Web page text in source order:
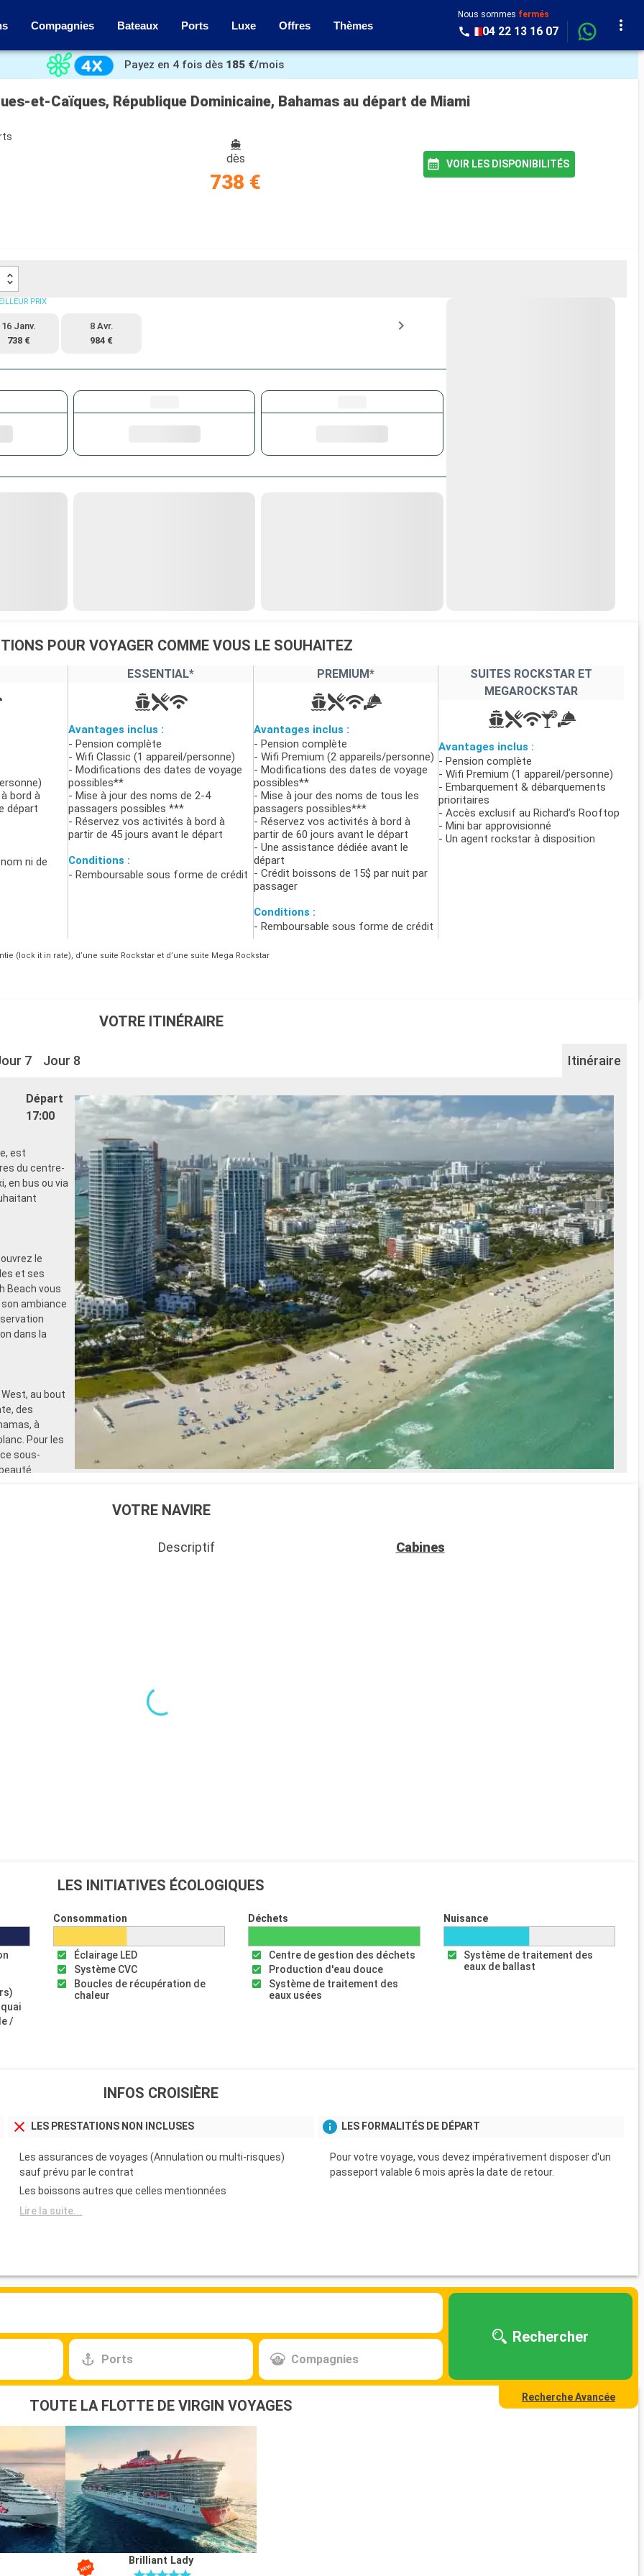
Compagnies Bateaux Ports Luxe Offres Thèmes
Nous sommes fermés
04 22 13 16 07
Payez en 4 fois dès 185 €/mois
et-Caïques, République Dominicaine, Bahamas au départ de Miami
dès
738 €
VOIR LES DISPONIBILITÉS
PRIX
16 Janv.
738 €
8 Avr.
984 €
POUR VOYAGER COMME VOUS LE SOUHAITEZ
bord à
départ
ni de
ESSENTIAL*
Avantages inclus :
- Pension complète
- Wifi Classic (1 appareil/personne)
- Modifications des dates de voyage
possibles**
- Mise à jour des noms de 2-4
passagers possibles ***
- Réservez vos activités à bord à
partir de 45 jours avant le départ
Conditions :
- Remboursable sous forme de crédit
PREMIUM*
Avantages inclus :
- Pension complète
- Wifi Premium (2 appareils/personne)
- Modifications des dates de voyage
possibles**
- Mise à jour des noms de tous les
passagers possibles***
- Réservez vos activités à bord à
partir de 60 jours avant le départ
- Une assistance dédiée avant le
départ
- Crédit boissons de 15$ par nuit par
passager
Conditions :
- Remboursable sous forme de crédit
SUITES ROCKSTAR ET
MEGAROCKSTAR
Avantages inclus :
- Pension complète
- Wifi Premium (1 appareil/personne)
- Embarquement & débarquements
prioritaires
- Accès exclusif au Richard’s Rooftop
- Mini bar approvisionné
- Un agent rockstar à disposition
(lock it in rate), d’une suite Rockstar et d’une suite Mega Rockstar
VOTRE ITINÉRAIRE
7 Jour 8 Itinéraire
Départ
17:00
est
du centre-
en bus ou via
le
et ses
Beach vous
ambiance
dans la
au bout
des
à
Pour les
sous-
VOTRE NAVIRE
Descriptif Cabines
LES INITIATIVES ÉCOLOGIQUES
/
Consommation
Éclairage LED
Système CVC
Boucles de récupération de
chaleur
Déchets
Centre de gestion des déchets
Production d'eau douce
Système de traitement des
eaux usées
Nuisance
Système de traitement des
eaux de ballast
INFOS CROISIÈRE
LES PRESTATIONS NON INCLUSES
Les assurances de voyages (Annulation ou multi-risques)
sauf prévu par le contrat
Les boissons autres que celles mentionnées
Lire la suite...
LES FORMALITÉS DE DÉPART
Pour votre voyage, vous devez impérativement disposer d'un
passeport valable 6 mois après la date de retour.
Ports Compagnies
Rechercher
Recherche Avancée
TOUTE LA FLOTTE DE VIRGIN VOYAGES
Brilliant Lady